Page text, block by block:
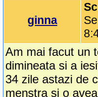
ginna
Am mai facut un
dimineata si a
34 zile astazi de
menstra si o